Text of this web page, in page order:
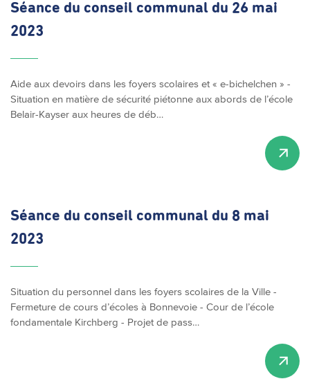
Séance du conseil communal du 26 mai
2023
Aide aux devoirs dans les foyers scolaires et « e-bichelchen » -
Situation en matière de sécurité piétonne aux abords de l’école
Belair-Kayser aux heures de déb…
Séance du conseil communal du 8 mai
2023
Situation du personnel dans les foyers scolaires de la Ville -
Fermeture de cours d’écoles à Bonnevoie - Cour de l’école
fondamentale Kirchberg - Projet de pass…